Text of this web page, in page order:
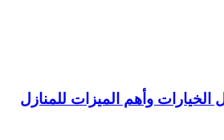
وأهم الميزات للمنازل